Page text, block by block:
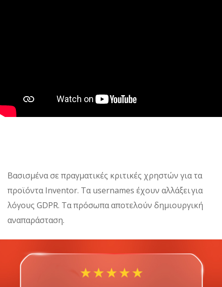
Βασισμένα σε πραγματικές κριτικές χρηστών για τα
προϊόντα Inventor. Τα usernames έχουν αλλάξει για
λόγους GDPR. Τα πρόσωπα αποτελούν δημιουργική
αναπαράσταση.